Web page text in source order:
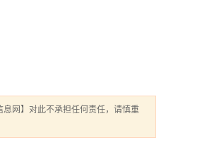
网】对此不承担任何责任，请慎重